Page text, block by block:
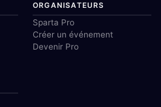
ORGANISATEURS
Sparta Pro
Créer un événement
Devenir Pro